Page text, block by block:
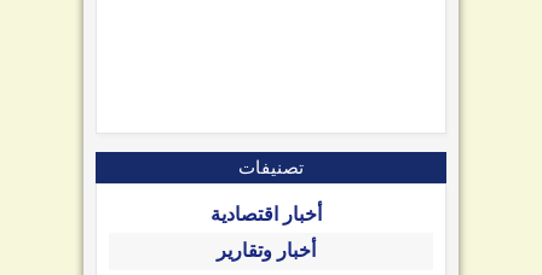
تصنيفات
أخبار اقتصادية
أخبار وتقارير